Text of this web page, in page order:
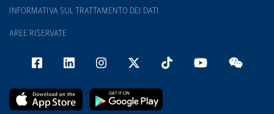
INFORMATIVA SUL TRATTAMENTO DEI DATI
AREE RISERVATE